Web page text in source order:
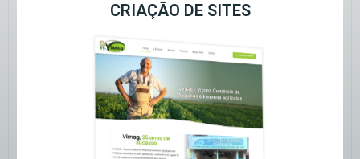
CRIAÇÃO DE SITES